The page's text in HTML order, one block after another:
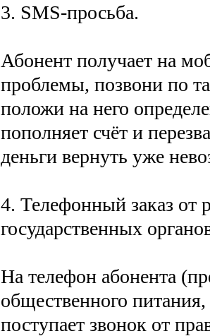
3. SMS-просьба.
Абонент получает на
проблемы, позвони по
положи на него
пополняет счёт и
деньги вернуть уже
4. Телефонный заказ от
государственных
На телефон абонента
общественного
поступает звонок от